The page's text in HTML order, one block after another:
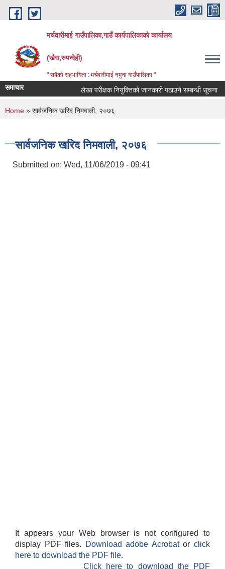
Skip to main content
मर्चवारीमाई गाउँपालिका,गाउँ कार्यपालिकाको कार्यालय
(खैरा,रुपन्देही)
" सबैको सहभागिता : मर्चवारीमाई नमुना गाउँपालिका "
समाचार लेखा परीक्षक नियुक्तिको जानकारी पठाउने सम्बन्धी सूचना
You are here
Home » सार्वजनिक खरिद निमवाली, २०७६
सार्वजनिक खरिद निमवाली, २०७६
Submitted on: Wed, 11/06/2019 - 09:41
It appears your Web browser is not configured to
display PDF files.
Download adobe Acrobatorclick
here to download the PDF file.
Click here to download the PDF